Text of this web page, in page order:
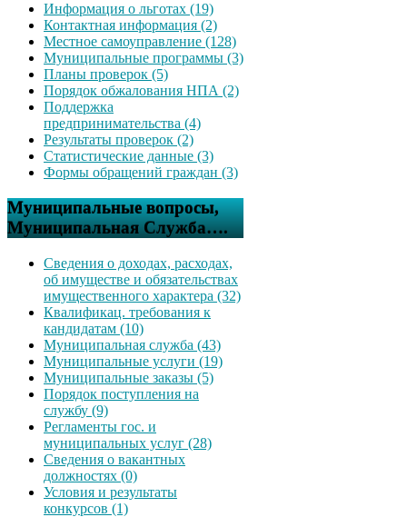
Информация о льготах (19)
Контактная информация (2)
Местное самоуправление (128)
Муниципальные программы (3)
Планы проверок (5)
Порядок обжалования НПА (2)
Поддержка
предпринимательства (4)
Результаты проверок (2)
Статистические данные (3)
Формы обращений граждан (3)
Муниципальные вопросы,
Муниципальная Служба….
Сведения о доходах, расходах,
об имуществе и обязательствах
имущественного характера (32)
Квалификац. требования к
кандидатам (10)
Муниципальная служба (43)
Муниципальные услуги (19)
Муниципальные заказы (5)
Порядок поступления на
службу (9)
Регламенты гос. и
муниципальных услуг (28)
Сведения о вакантных
должностях (0)
Условия и результаты
конкурсов (1)